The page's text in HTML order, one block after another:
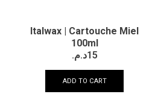
Italwax | Cartouche Miel
100ml
15د.م.
ADD TO CART